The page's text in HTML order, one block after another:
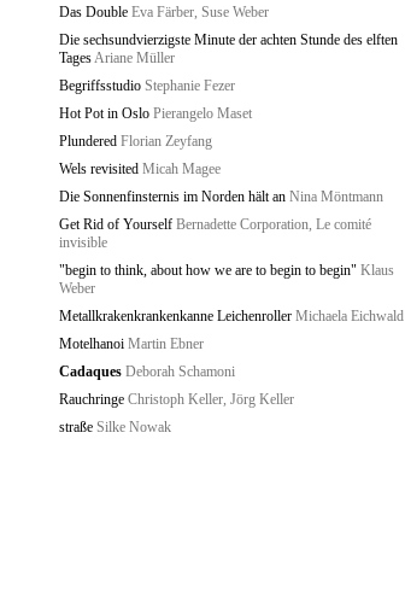
Das Double Eva Färber, Suse Weber
Die sechsundvierzigste Minute der achten Stunde des elften
TagesAriane Müller
Begriffsstudio Stephanie Fezer
Hot Pot in Oslo Pierangelo Maset
Plundered Florian Zeyfang
Wels revisited Micah Magee
Die Sonnenfinsternis im Norden hält an Nina Möntmann
Get Rid of Yourself Bernadette Corporation, Le comité
invisible
"begin to think, about how we are to begin to begin" Klaus
Weber
Metallkrakenkrankenkanne Leichenroller Michaela Eichwald
Motelhanoi Martin Ebner
Cadaques Deborah Schamoni
Rauchringe Christoph Keller, Jörg Keller
straße Silke Nowak